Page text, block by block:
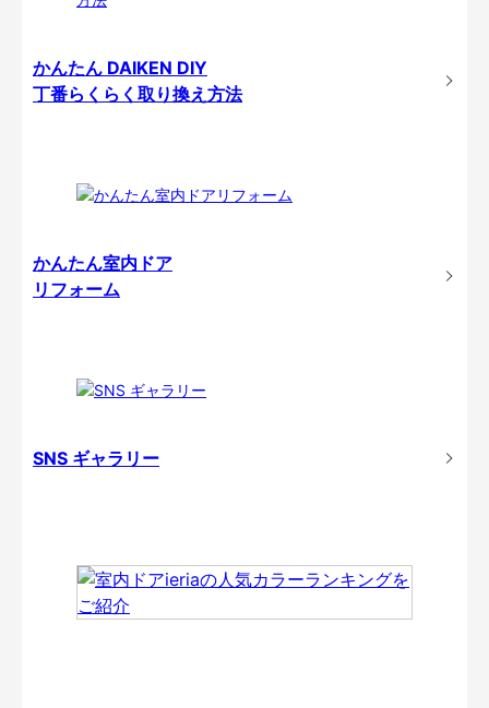
かんたん DAIKEN DIY
丁番らくらく取り換え方法
かんたん室内ドア
リフォーム
SNS ギャラリー